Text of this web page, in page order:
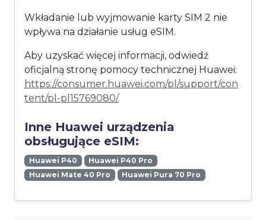
Wkładanie lub wyjmowanie karty SIM 2 nie
wpływa na działanie usług eSIM.
Aby uzyskać więcej informacji, odwiedź
oficjalną stronę pomocy technicznej Huawei:
https://consumer.huawei.com/pl/support/con
tent/pl-pl15769080/
Inne Huawei urządzenia
obsługujące eSIM:
Huawei P40
Huawei P40 Pro
Huawei Mate 40 Pro
Huawei Pura 70 Pro